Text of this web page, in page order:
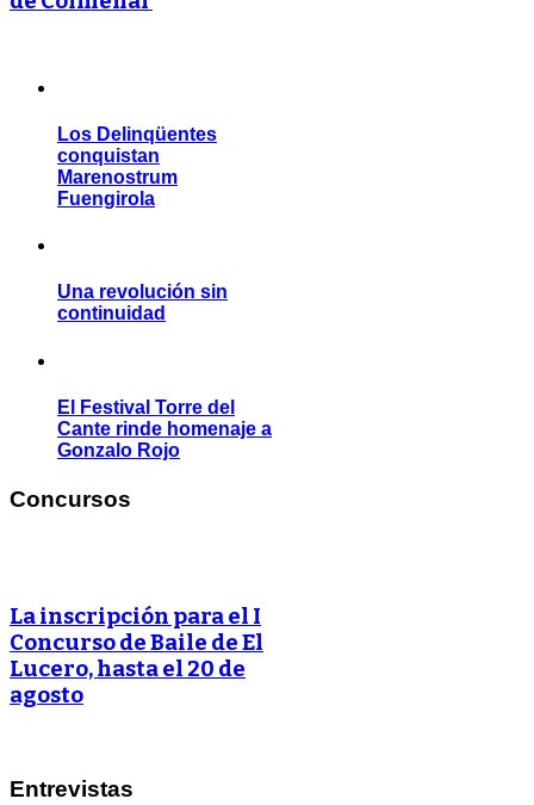
Los Delinqüentes
conquistan
Marenostrum
Fuengirola
Una revolución sin
continuidad
El Festival Torre del
Cante rinde homenaje a
Gonzalo Rojo
Concursos
La inscripción para el I
Concurso de Baile de El
Lucero, hasta el 20 de
agosto
Entrevistas